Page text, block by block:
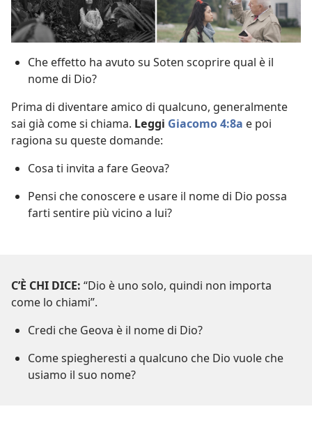
Che effetto ha avuto su Soten scoprire qual è il
nome di Dio?
Prima di diventare amico di qualcuno, generalmente
sai già come si chiama. Leggi Giacomo 4:8a e poi
ragiona su queste domande:
Cosa ti invita a fare Geova?
Pensi che conoscere e usare il nome di Dio possa
farti sentire più vicino a lui?
C’È CHI DICE: “Dio è uno solo, quindi non importa
come lo chiami”.
Credi che Geova è il nome di Dio?
Come spiegheresti a qualcuno che Dio vuole che
usiamo il suo nome?